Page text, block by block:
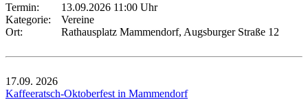
Termin:
13.09.2026 11:00 Uhr
Kategorie:
Vereine
Ort:
Rathausplatz Mammendorf, Augsburger Straße 12
17.09. 2026
Kaffeeratsch-Oktoberfest in Mammendorf